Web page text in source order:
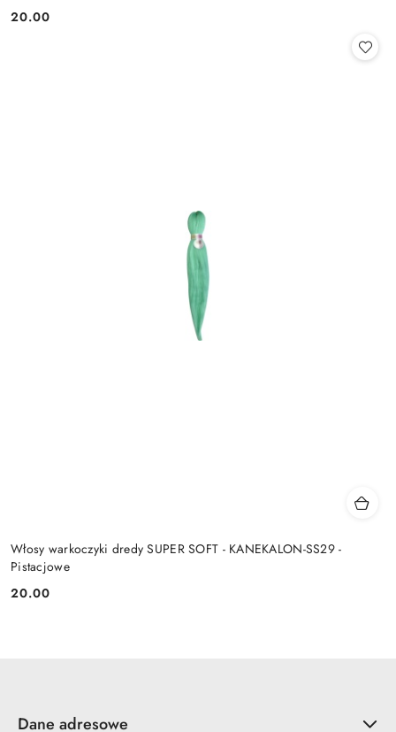
Cena:
20.00
Włosy warkoczyki dredy SUPER SOFT - KANEKALON-SS29 -
Pistacjowe
Cena:
20.00
Dane adresowe